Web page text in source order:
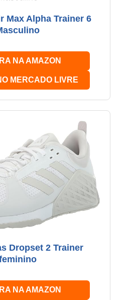
Max Alpha Trainer 6
NA AMAZON
MERCADO LIVRE
Dropset 2 Trainer
NA AMAZON